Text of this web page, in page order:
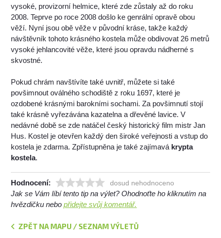
vysoké, provizorní helmice, které zde zůstaly až do roku
2008. Teprve po roce 2008 došlo ke genrální opravě obou
věží. Nyní jsou obě věže v původní kráse, takže každý
návštěvník tohoto krásného kostela může obdivovat 26 metrů
vysoké jehlancovité věže, které jsou opravdu nádherné s
skvostné.
Pokud chrám navštívíte také uvnitř, můžete si také
povšimnout oválného schodiště z roku 1697, které je
ozdobené krásnými barokními sochami. Za povšimnutí stojí
také krásně vyřezávána kazatelna a dřevěné lavice. V
nedávné době se zde natáčel český historický film mistr Jan
Hus. Kostel je otevřen každý den široké veřejnosti a vstup do
kostela je zdarma. Zpřístupněna je také zajímavá krypta
kostela.
Hodnocení: dosud nehodnoceno
Jak se Vám líbí tento tip na výlet? Ohodnoťte ho kliknutím na
hvězdičku nebopřidejte svůj komentář.
ZPĚT NA MAPU / SEZNAM VÝLETŮ